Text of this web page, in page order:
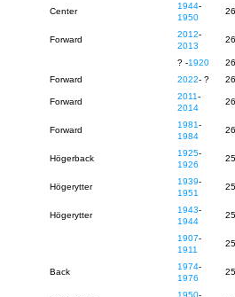
Center
1944-
1950
26
Forward
2012-
2013
26
? -1920
26
Forward 2022- ? 26
Forward
2011-
2014
26
Forward
1981-
1984
26
Högerback
1925-
1926
25
Högerytter
1939-
1951
25
Högerytter
1943-
1944
25
1907-
1911
25
Back
1974-
1976
25
1950-